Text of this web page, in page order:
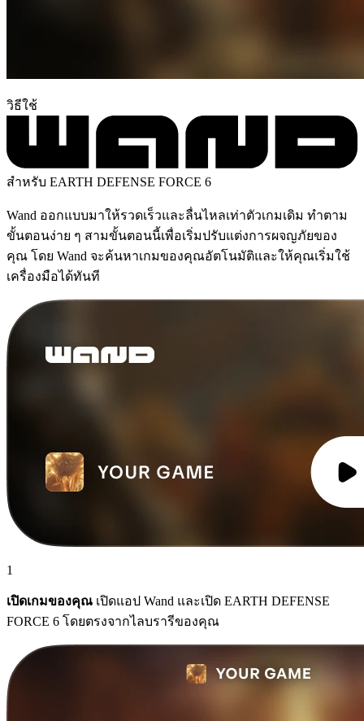
วิธีใช้
สำหรับ EARTH DEFENSE FORCE 6
Wand ออกแบบมาให้รวดเร็วและลื่นไหลเท่าตัวเกมเดิม ทำตาม
ขั้นตอนง่าย ๆ สามขั้นตอนนี้เพื่อเริ่มปรับแต่งการผจญภัยของ
คุณ โดย Wand จะค้นหาเกมของคุณอัตโนมัติและให้คุณเริ่มใช้
เครื่องมือได้ทันที
1
เปิดเกมของคุณ เปิดแอป Wand และเปิด EARTH DEFENSE
FORCE 6 โดยตรงจากไลบรารีของคุณ